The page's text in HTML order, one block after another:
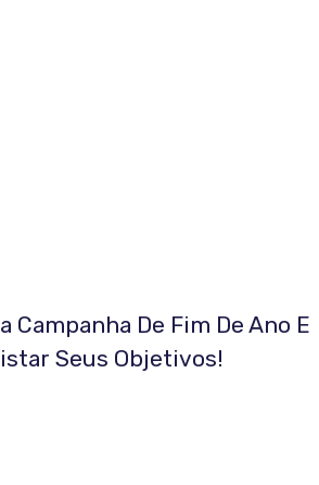
Campanha De Fim De Ano E
Seus Objetivos!